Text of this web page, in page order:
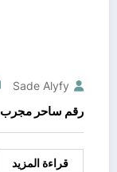
Sade Alyfy
رقم ساحر مجرب
قراءة المزيد